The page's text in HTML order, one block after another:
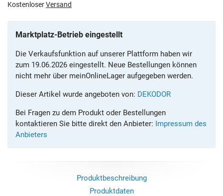
KostenloserVersand
Marktplatz-Betrieb eingestellt
Die Verkaufsfunktion auf unserer Plattform haben wir
zum 19.06.2026 eingestellt. Neue Bestellungen können
nicht mehr über meinOnlineLager aufgegeben werden.
Dieser Artikel wurde angeboten von: DEKODOR
Bei Fragen zu dem Produkt oder Bestellungen
kontaktieren Sie bitte direkt den Anbieter: Impressum des
Anbieters
Produktbeschreibung
Produktdaten